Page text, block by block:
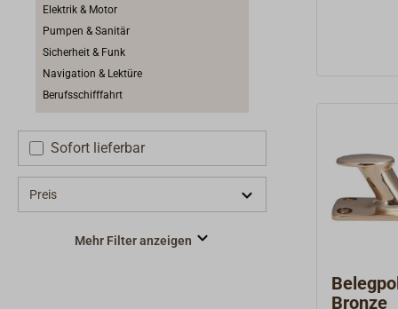
Elektrik & Motor
Pumpen & Sanitär
Sicherheit & Funk
Navigation & Lektüre
Berufsschifffahrt
Sofort lieferbar
Preis
Mehr Filter anzeigen
Bronze